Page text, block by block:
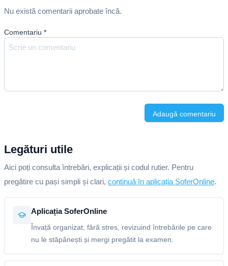
Nu există comentarii aprobate încă.
Comentariu *
Adaugă comentariu
Legături utile
Aici poți consulta întrebări, explicații și codul rutier. Pentru
pregătire cu pași simpli și clari, continuă în aplicația SoferOnline.
Aplicația SoferOnline
Învață organizat, fără stres, revizuind întrebările pe care
nu le stăpânești și mergi pregătit la examen.